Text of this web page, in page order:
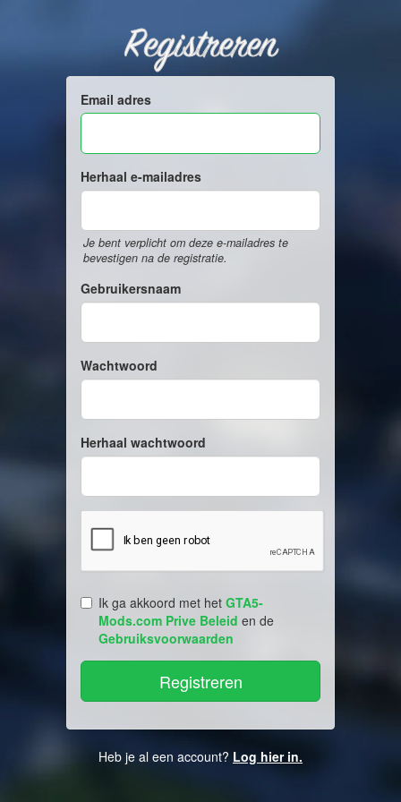
Registreren
Email adres
Herhaal e-mailadres
Je bent verplicht om deze e-mailadres te
bevestigen na de registratie.
Gebruikersnaam
Wachtwoord
Herhaal wachtwoord
Ik ga akkoord met het GTA5-
Mods.com Prive Beleid en de
Gebruiksvoorwaarden
Heb je al een account? Log hier in.